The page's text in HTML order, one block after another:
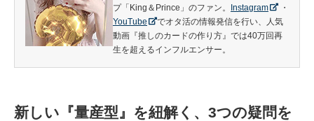
プ「King＆Prince」のファン。 Instagram
・
YouTube
でオタ活の情報発信を行い、人気
動画『推しのカードの作り方』では40万回再
生を超えるインフルエンサー。
新しい『量産型』を紐解く、3つの疑問を